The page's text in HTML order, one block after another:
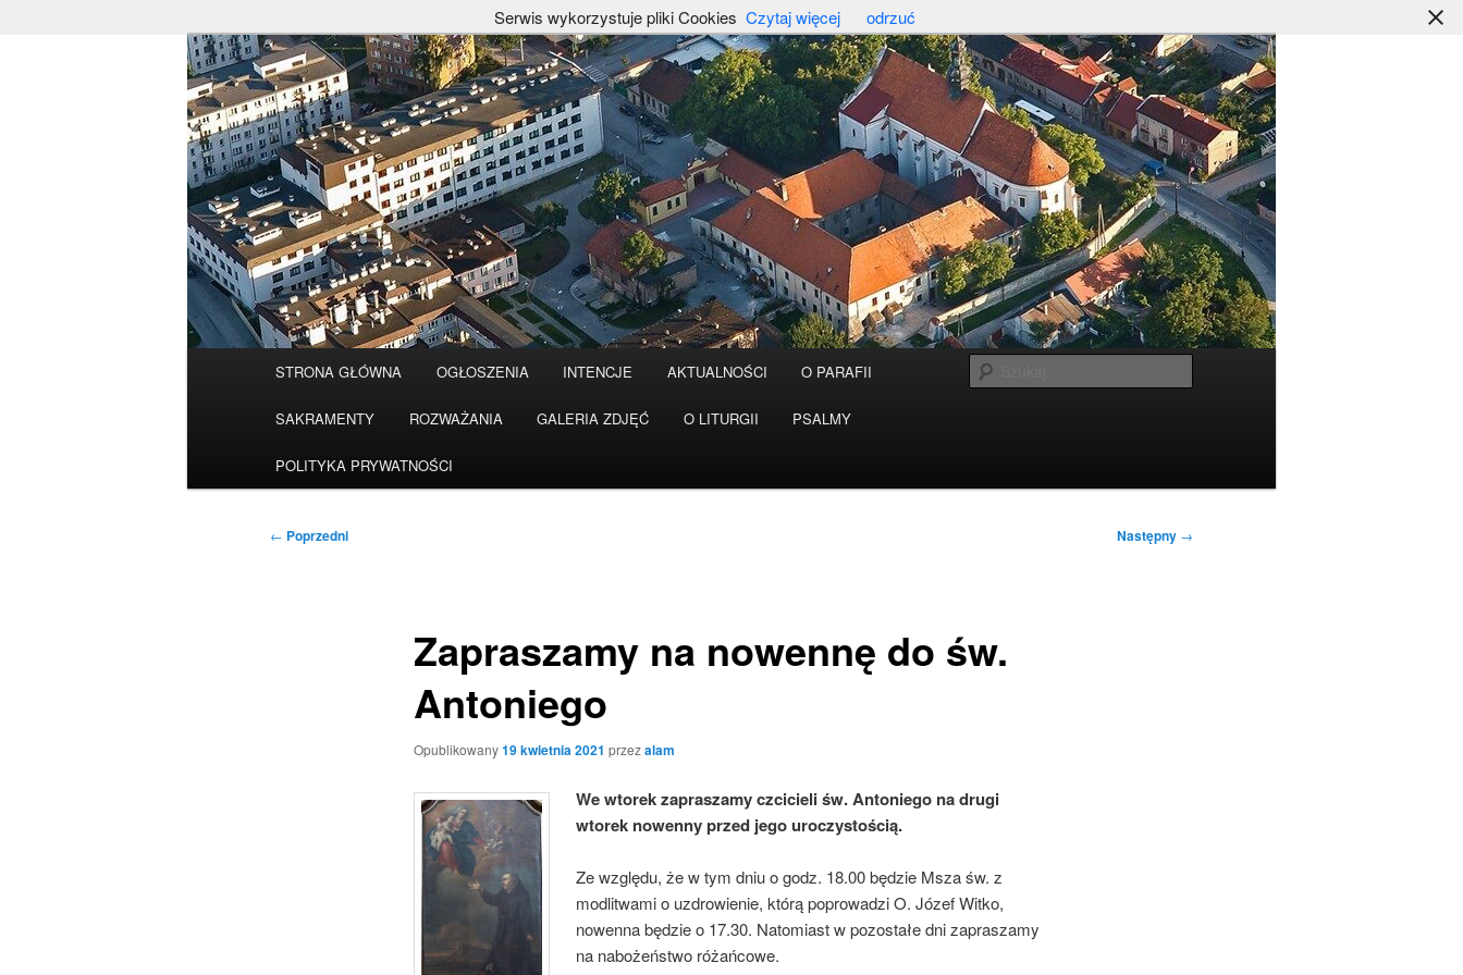
STRONA GŁÓWNA OGŁOSZENIA INTENCJE AKTUALNOŚCI O PARAFII
SAKRAMENTY ROZWAŻANIA GALERIA ZDJĘĆ O LITURGII PSALMY
POLITYKA PRYWATNOŚCI
Nawigacja
← Poprzedni Następny →
Zapraszamy na nowennę do św.
Antoniego
Opublikowany19 kwietnia 2021 przezalam
We wtorek zapraszamy czcicieli św. Antoniego na drugi
wtorek nowenny przed jego uroczystością.
Ze względu, że w tym dniu o godz. 18.00 będzie Msza św. z
modlitwami o uzdrowienie, którą poprowadzi O. Józef Witko,
nowenna będzie o 17.30. Natomiast w pozostałe dni zapraszamy
na nabożeństwo różańcowe.
Serwis wykorzystuje pliki Cookies Czytaj więcej odrzuć